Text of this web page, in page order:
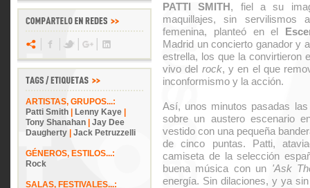
ARTISTAS, GRUPOS...:
Patti Smith
Lenny Kaye
Tony Shanahan
Jay Dee
Daugherty
Jack Petruzzelli
GÉNEROS, ESTILOS...:
Rock
SALAS, FESTIVALES...:
PATTI SMITH, fiel a su
maquillajes, sin servilismos
femenina, planteó en el
Madrid un concierto ganador y
estrella, los que la convirtieron
vivo del rock, y en el que
inconformismo y la acción.
Así, unos minutos pasadas
sobre un austero escenario
vestido con una pequeña
de cinco puntas. Patti,
camiseta de la selección
buena música con un 'Ask
energía. Sin dilaciones, y ya